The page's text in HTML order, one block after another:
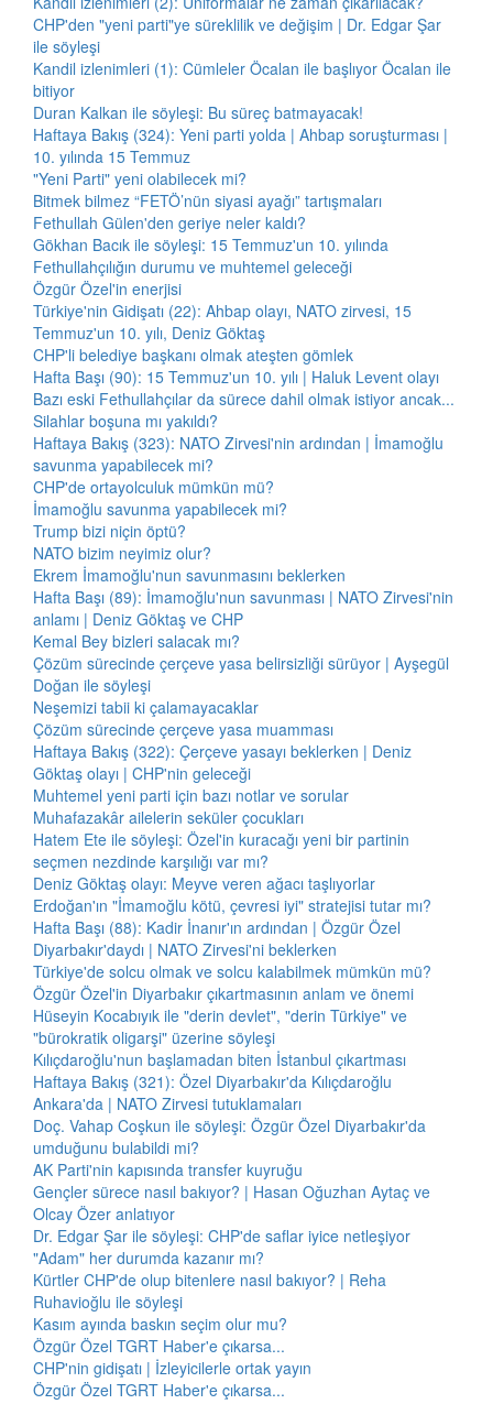
CHP'den "yeni parti"ye süreklilik ve değişim | Dr. Edgar Şar
ile söyleşi
Kandil izlenimleri (1): Cümleler Öcalan ile başlıyor Öcalan ile
bitiyor
Duran Kalkan ile söyleşi: Bu süreç batmayacak!
Haftaya Bakış (324): Yeni parti yolda | Ahbap soruşturması |
10. yılında 15 Temmuz
"Yeni Parti" yeni olabilecek mi?
Bitmek bilmez “FETÖ’nün siyasi ayağı” tartışmaları
Fethullah Gülen'den geriye neler kaldı?
Gökhan Bacık ile söyleşi: 15 Temmuz'un 10. yılında
Fethullahçılığın durumu ve muhtemel geleceği
Özgür Özel'in enerjisi
Türkiye'nin Gidişatı (22): Ahbap olayı, NATO zirvesi, 15
Temmuz'un 10. yılı, Deniz Göktaş
CHP'li belediye başkanı olmak ateşten gömlek
Hafta Başı (90): 15 Temmuz'un 10. yılı | Haluk Levent olayı
Bazı eski Fethullahçılar da sürece dahil olmak istiyor ancak...
Silahlar boşuna mı yakıldı?
Haftaya Bakış (323): NATO Zirvesi'nin ardından | İmamoğlu
savunma yapabilecek mi?
CHP'de ortayolculuk mümkün mü?
İmamoğlu savunma yapabilecek mi?
Trump bizi niçin öptü?
NATO bizim neyimiz olur?
Ekrem İmamoğlu'nun savunmasını beklerken
Hafta Başı (89): İmamoğlu'nun savunması | NATO Zirvesi'nin
anlamı | Deniz Göktaş ve CHP
Kemal Bey bizleri salacak mı?
Çözüm sürecinde çerçeve yasa belirsizliği sürüyor | Ayşegül
Doğan ile söyleşi
Neşemizi tabii ki çalamayacaklar
Çözüm sürecinde çerçeve yasa muamması
Haftaya Bakış (322): Çerçeve yasayı beklerken | Deniz
Göktaş olayı | CHP'nin geleceği
Muhtemel yeni parti için bazı notlar ve sorular
Muhafazakâr ailelerin seküler çocukları
Hatem Ete ile söyleşi: Özel'in kuracağı yeni bir partinin
seçmen nezdinde karşılığı var mı?
Deniz Göktaş olayı: Meyve veren ağacı taşlıyorlar
Erdoğan'ın "İmamoğlu kötü, çevresi iyi" stratejisi tutar mı?
Hafta Başı (88): Kadir İnanır'ın ardından | Özgür Özel
Diyarbakır'daydı | NATO Zirvesi'ni beklerken
Türkiye'de solcu olmak ve solcu kalabilmek mümkün mü?
Özgür Özel'in Diyarbakır çıkartmasının anlam ve önemi
Hüseyin Kocabıyık ile "derin devlet", "derin Türkiye" ve
"bürokratik oligarşi" üzerine söyleşi
Kılıçdaroğlu'nun başlamadan biten İstanbul çıkartması
Haftaya Bakış (321): Özel Diyarbakır'da Kılıçdaroğlu
Ankara'da | NATO Zirvesi tutuklamaları
Doç. Vahap Coşkun ile söyleşi: Özgür Özel Diyarbakır'da
umduğunu bulabildi mi?
AK Parti'nin kapısında transfer kuyruğu
Gençler sürece nasıl bakıyor? | Hasan Oğuzhan Aytaç ve
Olcay Özer anlatıyor
Dr. Edgar Şar ile söyleşi: CHP'de saflar iyice netleşiyor
"Adam" her durumda kazanır mı?
Kürtler CHP'de olup bitenlere nasıl bakıyor? | Reha
Ruhavioğlu ile söyleşi
Kasım ayında baskın seçim olur mu?
Özgür Özel TGRT Haber'e çıkarsa...
CHP'nin gidişatı | İzleyicilerle ortak yayın
Özgür Özel TGRT Haber'e çıkarsa...